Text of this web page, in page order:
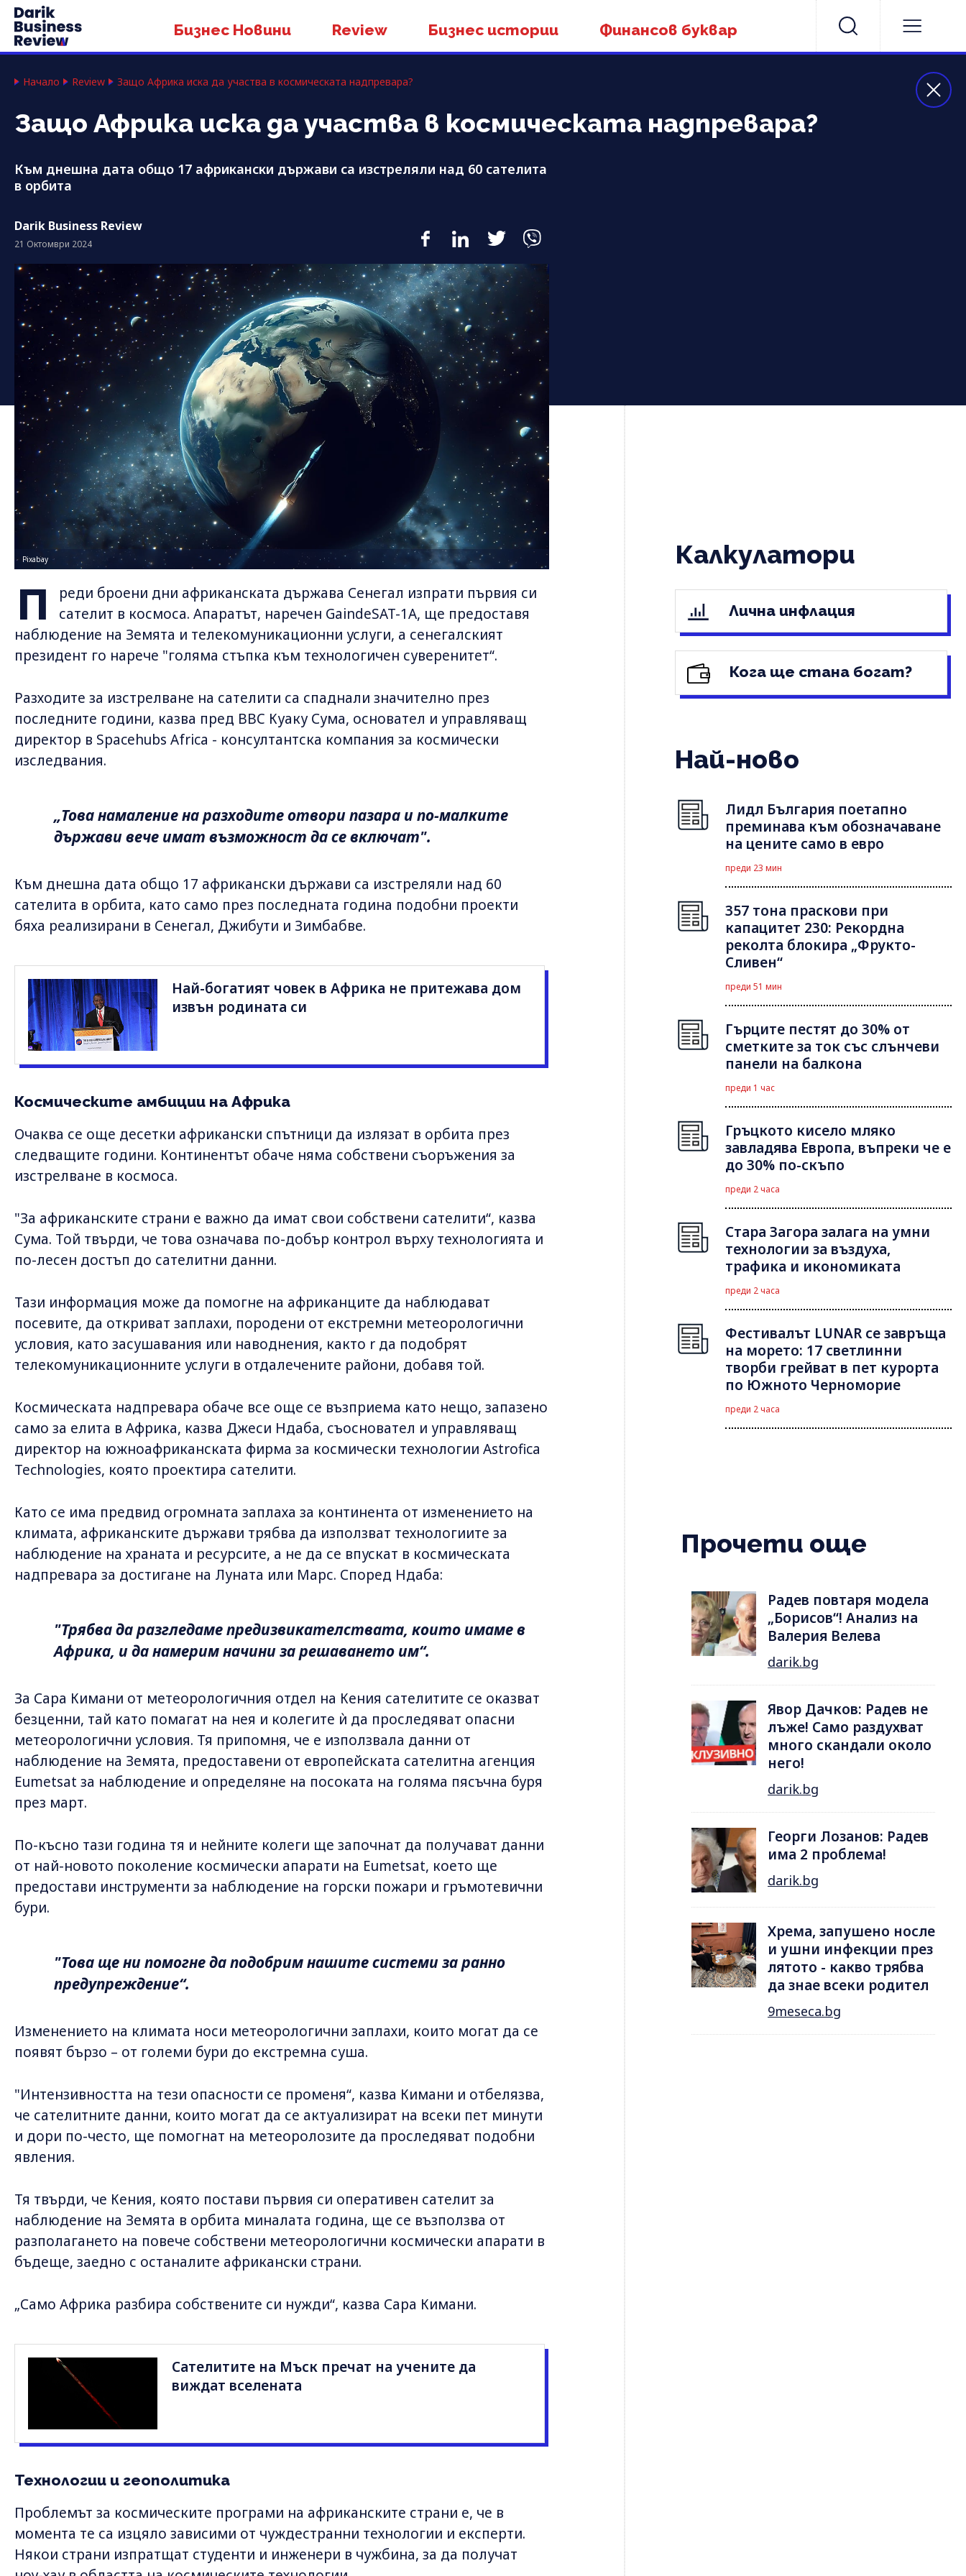
Бизнес Новини Review Бизнес истории Финансов буквар
Начало Review Защо Африка иска да участва в космическата надпревара?
Защо Африка иска да участва в космическата надпревара?
Към днешна дата общо 17 африкански държави са изстреляли над 60 сателита
в орбита
Darik Business Review
21 Октомври 2024
Pixabay
П
реди броени дни африканската държава Сенегал изпрати първия си
сателит в космоса. Апаратът, наречен GaindeSAT-1A, ще предоставя
наблюдение на Земята и телекомуникационни услуги, а сенегалският
президент го нарече "голяма стъпка към технологичен суверенитет“.
Разходите за изстрелване на сателити са спаднали значително през
последните години, казва пред BBC Куаку Сума, основател и управляващ
директор в Spacehubs Africa - консултантска компания за космически
изследвания.
„Това намаление на разходите отвори пазара и по-малките
държави вече имат възможност да се включат".
Към днешна дата общо 17 африкански държави са изстреляли над 60
сателита в орбита, като само през последната година подобни проекти
бяха реализирани в Сенегал, Джибути и Зимбабве.
Най-богатият човек в Африка не притежава дом
извън родината си
Космическите амбиции на Африка
Очаква се още десетки африкански спътници да излязат в орбита през
следващите години. Континентът обаче няма собствени съоръжения за
изстрелване в космоса.
"За африканските страни е важно да имат свои собствени сателити“, казва
Сума. Той твърди, че това означава по-добър контрол върху технологията и
по-лесен достъп до сателитни данни.
Тази информация може да помогне на африканците да наблюдават
посевите, да откриват заплахи, породени от екстремни метеорологични
условия, като засушавания или наводнения, както r да подобрят
телекомуникационните услуги в отдалечените райони, добавя той.
Космическата надпревара обаче все още се възприема като нещо, запазено
само за елита в Африка, казва Джеси Ндаба, съосновател и управляващ
директор на южноафриканската фирма за космически технологии Astrofica
Technologies, която проектира сателити.
Като се има предвид огромната заплаха за континента от изменението на
климата, африканските държави трябва да използват технологиите за
наблюдение на храната и ресурсите, а не да се впускат в космическата
надпревара за достигане на Луната или Марс. Според Ндаба:
"Трябва да разгледаме предизвикателствата, които имаме в
Африка, и да намерим начини за решаването им“.
За Сара Кимани от метеорологичния отдел на Кения сателитите се оказват
безценни, тай като помагат на нея и колегите ѝ да проследяват опасни
метеорологични условия. Тя припомня, че е използвала данни от
наблюдение на Земята, предоставени от европейската сателитна агенция
Eumetsat за наблюдение и определяне на посоката на голяма пясъчна буря
през март.
По-късно тази година тя и нейните колеги ще започнат да получават данни
от най-новото поколение космически апарати на Eumetsat, което ще
предостави инструменти за наблюдение на горски пожари и гръмотевични
бури.
"Това ще ни помогне да подобрим нашите системи за ранно
предупреждение“.
Изменението на климата носи метеорологични заплахи, които могат да се
появят бързо – от големи бури до екстремна суша.
"Интензивността на тези опасности се променя“, казва Кимани и отбелязва,
че сателитните данни, които могат да се актуализират на всеки пет минути
и дори по-често, ще помогнат на метеоролозите да проследяват подобни
явления.
Тя твърди, че Кения, която постави първия си оперативен сателит за
наблюдение на Земята в орбита миналата година, ще се възползва от
разполагането на повече собствени метеорологични космически апарати в
бъдеще, заедно с останалите африкански страни.
„Само Африка разбира собствените си нужди“, казва Сара Кимани.
Сателитите на Мъск пречат на учените да
виждат вселената
Технологии и геополитика
Проблемът за космическите програми на африканските страни е, че в
момента те са изцяло зависими от чуждестранни технологии и експерти.
Някои страни изпратщат студенти и инженери в чужбина, за да получат
Калкулатори
Лична инфлация
Кога ще стана богат?
Най-ново
Лидл България поетапно
преминава към обозначаване
на цените само в евро
преди 23 мин
357 тона праскови при
капацитет 230: Рекордна
реколта блокира „Фрукто-
Сливен“
преди 51 мин
Гърците пестят до 30% от
сметките за ток със слънчеви
панели на балкона
преди 1 час
Гръцкото кисело мляко
завладява Европа, въпреки че е
до 30% по-скъпо
преди 2 часа
Стара Загора залага на умни
технологии за въздуха,
трафика и икономиката
преди 2 часа
Фестивалът LUNAR се завръща
на морето: 17 светлинни
творби грейват в пет курорта
по Южното Черноморие
преди 2 часа
Прочети още
Радев повтаря модела
„Борисов“! Анализ на
Валерия Велева
darik.bg
Явор Дачков: Радев не
лъже! Само раздухват
много скандали около
него!
darik.bg
Георги Лозанов: Радев
има 2 проблема!
darik.bg
Хрема, запушено носле
и ушни инфекции през
лятотo - какво трябва
да знае всеки родител
9meseca.bg